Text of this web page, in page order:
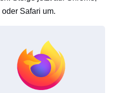
Safari um.